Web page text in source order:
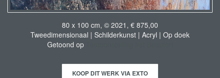
80 x 100 cm, © 2021, € 875,00
Tweedimensionaal | Schilderkunst | Acryl | Op doek
Getoond op
KOOP DIT WERK VIA EXTO